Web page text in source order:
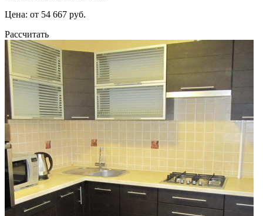
Цена: от 54 667 руб.
Рассчитать